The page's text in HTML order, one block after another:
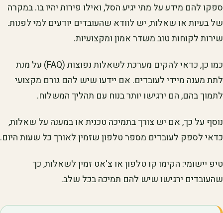
ספקו להם מידע על מתי יגיע הסל, ואילו פירות יהיו בו. במקרה
של בעיות או שאלות, יש לוודא שהעובדים יודעים למי לפנות.
שירות לקוחות טוב משדר אמון ומקצועיות.
כמו כן, כדאי להקים מערכת לשאלות נפוצות (FAQ) על מנת
לתת מענה מיידי לעובדים. אם יידעו שיש להם גורם מקצועי
לתמוך בהם, הם ירגישו יותר בנוח עם תהליך המשלוח.
נוסף על כך, אם יש צורך בתמיכה טכנית או במענה על שאלות,
כדאי לספק לעובדים מספר טלפון שזמין לאורך כל שעות היום.
טיפ יישומי: הקימו קו טלפון או צ'אט זמין לשאלות, כך
שהעובדים ירגישו שיש להם תמיכה בכל שלב.